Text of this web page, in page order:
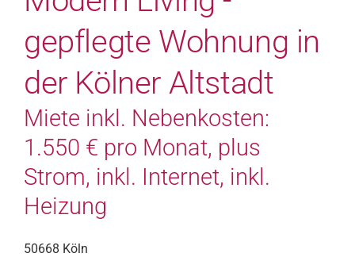
gepflegte Wohnung in
der Kölner Altstadt
Miete inkl. Nebenkosten:
1.550 € pro Monat, plus
Strom, inkl. Internet, inkl.
Heizung
50668 Köln